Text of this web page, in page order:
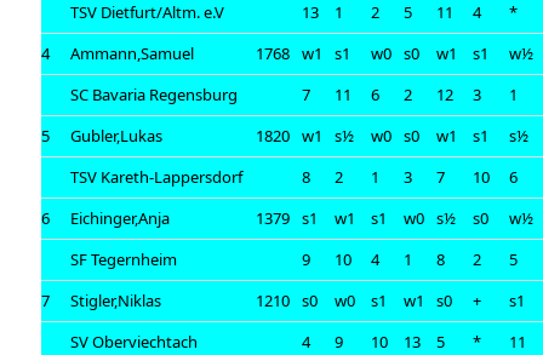
TSV Dietfurt/Altm. e.V
13 1 2 5 11 4
*
4
Ammann,Samuel 1768 w1 s1 w0 s0 w1 s1
w½
SC Bavaria Regensburg
7 11 6 2 12 3
1
5
Gubler,Lukas 1820 w1 s½ w0 s0 w1 s1
s½
TSV Kareth-Lappersdorf
8 2 1 3 7 10
6
6
Eichinger,Anja 1379 s1 w1 s1 w0 s½ s0
w½
SF Tegernheim
9 10 4 1 8 2
5
7
Stigler,Niklas 1210 s0 w0 s1 w1 s0 +
s1
SV Oberviechtach
4 9 10 13 5 *
11